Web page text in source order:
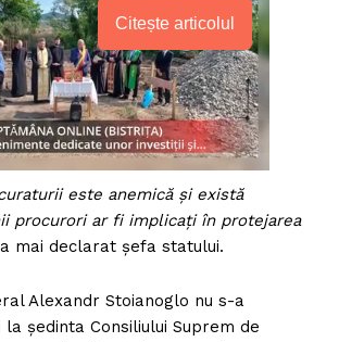
Citește articolul
este anemică și există
procurori ar fi implicați în protejarea
mai declarat șefa statului.
Alexandr Stoianoglo nu s-a
ședinta Consiliului Suprem de